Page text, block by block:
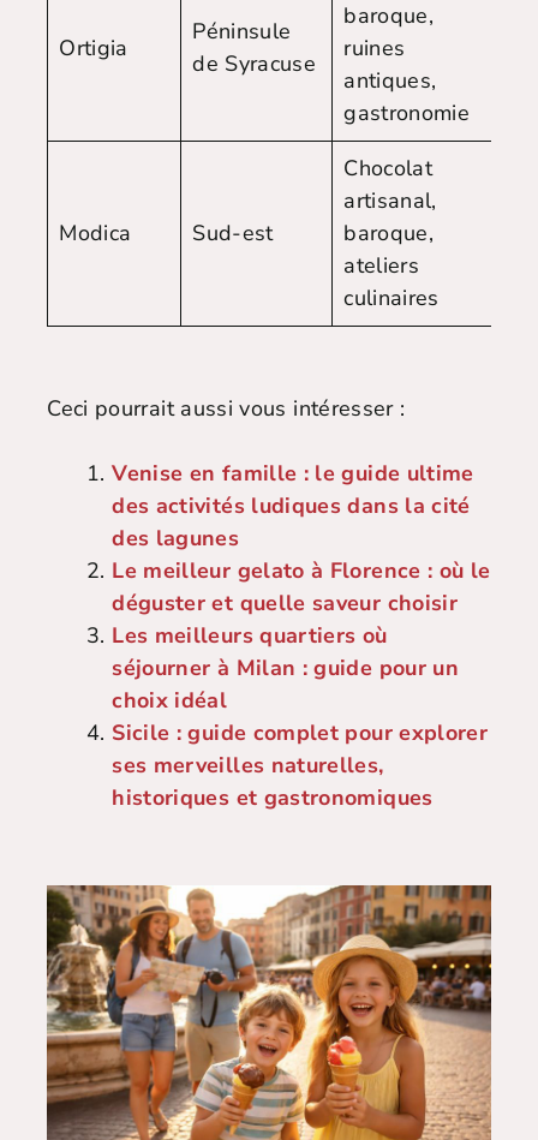
Ortigia
Péninsule
de Syracuse
baroque,
ruines
antiques,
gastronomie
Modica Sud-est
Chocolat
artisanal,
baroque,
ateliers
culinaires
Ceci pourrait aussi vous intéresser :
Venise en famille : le guide ultime
des activités ludiques dans la cité
des lagunes
Le meilleur gelato à Florence : où le
déguster et quelle saveur choisir
Les meilleurs quartiers où
séjourner à Milan : guide pour un
choix idéal
Sicile : guide complet pour explorer
ses merveilles naturelles,
historiques et gastronomiques